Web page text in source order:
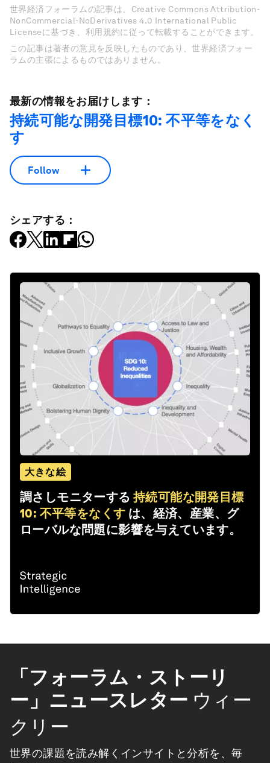
世界経済フォーラムの記事は、Creative Commons Attribution-
NonCommercial-NoDerivatives 4.0 International Public
Licenseに基づき、利用規約に従って転載することができます。
この記事は著者の意見を反映したものであり、世界経済フォー
ラムの主張によるものではありません。
最新の情報をお届けします：
持続可能な開発目標10: 不平等をなく
す
Follow
シェアする：
大きな絵
調さしモニターする 持続可能な開発目標
10: 不平等をなくす は、経済、産業、グ
ローバルな問題に影響を与えています。
「フォーラム・ストーリ
ー」ニュースレター ウィー
クリー
世界の課題を読み解くインサイトと分析を、毎